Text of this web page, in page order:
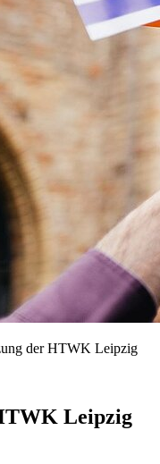
der HTWK Leipzig
Leipzig